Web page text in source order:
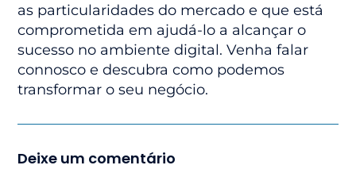
as particularidades do mercado e que está
comprometida em ajudá-lo a alcançar o
sucesso no ambiente digital. Venha falar
connosco e descubra como podemos
transformar o seu negócio.
Deixe um comentário